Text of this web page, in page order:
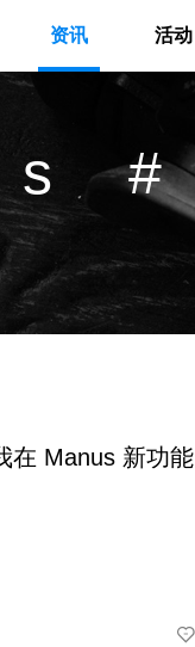
资讯 活动
#
在 Manus 新功能